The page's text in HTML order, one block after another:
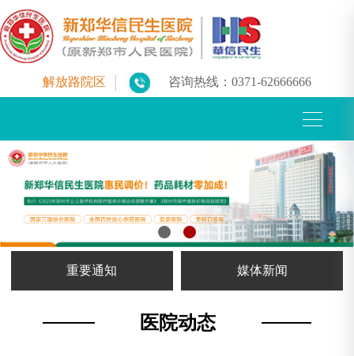
解放路院区 咨询热线：0371-62666666
重要通知 媒体新闻
医院动态